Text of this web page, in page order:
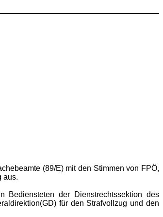
(89/E) mit den Stimmen von FPÖ,
aus.
Bediensteten der Dienstrechtssektion des
für den Strafvollzug und den